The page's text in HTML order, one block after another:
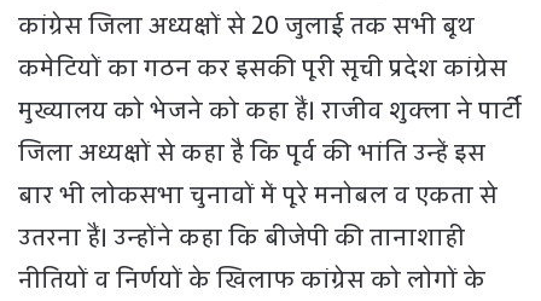
कांग्रेस जिला अध्यक्षों से 20 जुलाई तक सभी बूथ
कमेटियों का गठन कर इसकी पूरी सूची प्रदेश कांग्रेस
मुख्यालय को भेजने को कहा हैं। राजीव शुक्ला ने पार्टी
जिला अध्यक्षों से कहा है कि पूर्व की भांति उन्हें इस
बार भी लोकसभा चुनावों में पूरे मनोबल व एकता से
उतरना हैं। उन्होंने कहा कि बीजेपी की तानाशाही
नीतियों व निर्णयों के खिलाफ कांग्रेस को लोगों के